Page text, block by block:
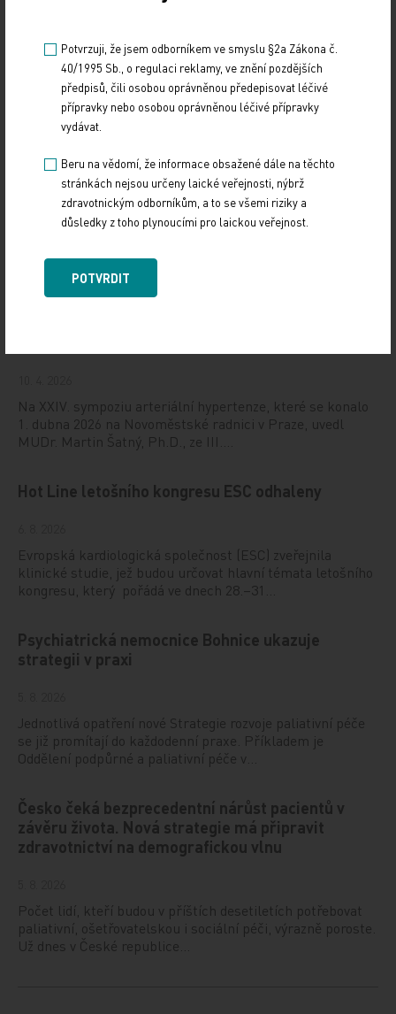
Doporučené
Na XXIV. sympoziu arteriální hypertenze, které se konalo
1. dubna 2026 na Novoměstské radnici v Praze, uvedl
MUDr. Martin Šatný, Ph.D., ze III.…
Hot Line letošního kongresu ESC odhaleny
Evropská kardiologická společnost (ESC) zveřejnila
klinické studie, jež budou určovat hlavní témata letošního
kongresu, který pořádá ve dnech 28.–31…
Psychiatrická nemocnice Bohnice ukazuje
strategii v praxi
Jednotlivá opatření nové Strategie rozvoje paliativní péče
se již promítají do každodenní praxe. Příkladem je
Oddělení podpůrné a paliativní péče v…
Česko čeká bezprecedentní nárůst pacientů v
závěru života. Nová strategie má připravit
zdravotnictví na demografickou vlnu
Počet lidí, kteří budou v příštích desetiletích potřebovat
paliativní, ošetřovatelskou i sociální péči, výrazně poroste.
Už dnes v České republice…
Potvrzuji, že jsem odborníkem ve smyslu §2a Zákona č.
40/1995 Sb., o regulaci reklamy, ve znění pozdějších
předpisů, čili osobou oprávněnou předepisovat léčivé
přípravky nebo osobou oprávněnou léčivé přípravky
vydávat.
Beru na vědomí, že informace obsažené dále na těchto
stránkách nejsou určeny laické veřejnosti, nýbrž
zdravotnickým odborníkům, a to se všemi riziky a
důsledky z toho plynoucími pro laickou veřejnost.
POTVRDIT